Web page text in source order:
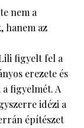
nem a
hanem az
figyelt fel a
erezete és
figyelmét. A
idézi a
építészet